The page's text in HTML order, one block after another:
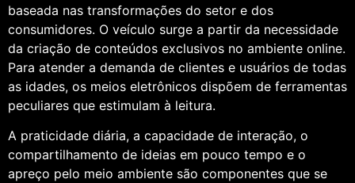
baseada nas transformações do setor e dos
consumidores. O veículo surge a partir da necessidade
da criação de conteúdos exclusivos no ambiente online.
Para atender a demanda de clientes e usuários de todas
as idades, os meios eletrônicos dispõem de ferramentas
peculiares que estimulam à leitura.
A praticidade diária, a capacidade de interação, o
compartilhamento de ideias em pouco tempo e o
apreço pelo meio ambiente são componentes que se